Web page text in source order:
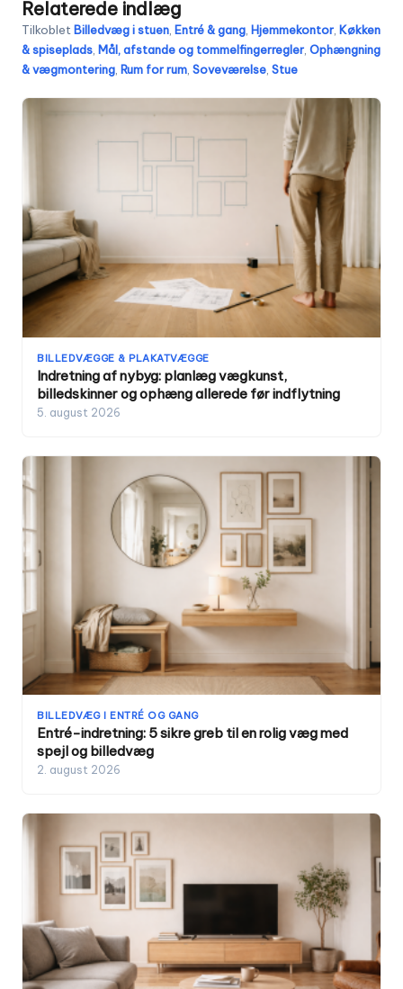
Relaterede indlæg
Tilkoblet Billedvæg i stuen, Entré & gang, Hjemmekontor, Køkken
& spiseplads, Mål, afstande og tommelfingerregler, Ophængning
& vægmontering, Rum for rum, Soveværelse, Stue
BILLEDVÆGGE & PLAKATVÆGGE
Indretning af nybyg: planlæg vægkunst,
billedskinner og ophæng allerede før indflytning
5. august 2026
BILLEDVÆG I ENTRÉ OG GANG
Entré-indretning: 5 sikre greb til en rolig væg med
spejl og billedvæg
2. august 2026